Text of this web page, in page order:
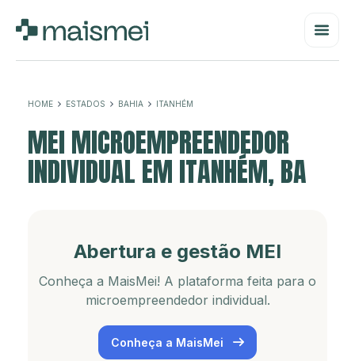
HOME ESTADOS BAHIA ITANHÉM
MEI MICROEMPREENDEDOR
INDIVIDUAL EM ITANHÉM, BA
Abertura e gestão MEI
Conheça a MaisMei! A plataforma feita para o
microempreendedor individual.
Conheça a MaisMei